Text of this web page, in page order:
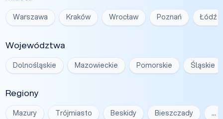
Warszawa Kraków Wrocław Poznań Łódź
Województwa
Dolnośląskie Mazowieckie Pomorskie Śląskie
Regiony
Mazury Trójmiasto Beskidy Bieszczady …